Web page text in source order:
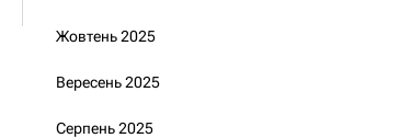
Жовтень 2025
Вересень 2025
Серпень 2025